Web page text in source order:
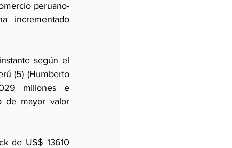
peruano-
incrementado
según el
(5) (Humberto
millones e
de mayor valor
de US$ 13610